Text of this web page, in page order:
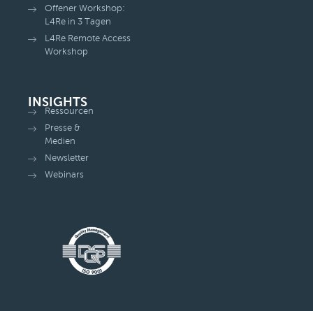
Offener Workshop:
L4Re in 3 Tagen
L4Re Remote Access
Workshop
INSIGHTS
Ressourcen
Presse &
Medien
Newsletter
Webinars